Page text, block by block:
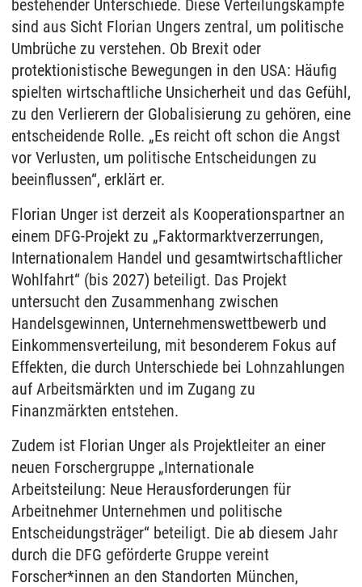
bestehender Unterschiede. Diese Verteilungskämpfe
sind aus Sicht Florian Ungers zentral, um politische
Umbrüche zu verstehen. Ob Brexit oder
protektionistische Bewegungen in den USA: Häufig
spielten wirtschaftliche Unsicherheit und das Gefühl,
zu den Verlierern der Globalisierung zu gehören, eine
entscheidende Rolle. „Es reicht oft schon die Angst
vor Verlusten, um politische Entscheidungen zu
beeinflussen“, erklärt er.
Florian Unger ist derzeit als Kooperationspartner an
einem DFG-Projekt zu „Faktormarktverzerrungen,
Internationalem Handel und gesamtwirtschaftlicher
Wohlfahrt“ (bis 2027) beteiligt. Das Projekt
untersucht den Zusammenhang zwischen
Handelsgewinnen, Unternehmenswettbewerb und
Einkommensverteilung, mit besonderem Fokus auf
Effekten, die durch Unterschiede bei Lohnzahlungen
auf Arbeitsmärkten und im Zugang zu
Finanzmärkten entstehen.
Zudem ist Florian Unger als Projektleiter an einer
neuen Forschergruppe „Internationale
Arbeitsteilung: Neue Herausforderungen für
Arbeitnehmer Unternehmen und politische
Entscheidungsträger“ beteiligt. Die ab diesem Jahr
durch die DFG geförderte Gruppe vereint
Forscher*innen an den Standorten München,